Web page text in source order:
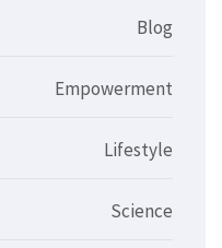
Blog
Empowerment
Lifestyle
Science